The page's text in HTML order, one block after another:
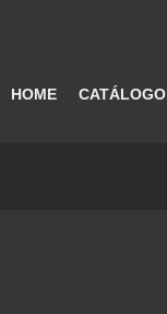
HOME CATÁLOGO